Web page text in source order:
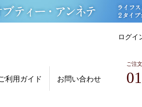
ログイ
利用ガイド お問い合わせ
ご注